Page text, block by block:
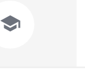
